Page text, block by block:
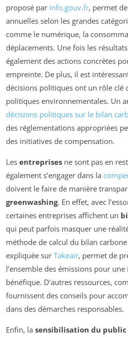
proposé par info.gouv.fr, permet
annuelles selon les grandes
comme le numérique, la
déplacements. Une fois les
également des actions concrètes
empreinte. De plus, il est
décisions politiques ont un rôle clé
politiques environnementales. Un
décisions politiques sur le bilan
des réglementations appropriées
des initiatives de compensation.
Les entreprises ne sont pas en
également s’engager dans la
doivent le faire de manière
greenwashing. En effet, avec
certaines entreprises affichent un
qui peut parfois masquer une
méthode de calcul du bilan
expliquée sur Takeair, permet de
l’ensemble des émissions pour
bénéfique. D’autres ressources,
fournissent des conseils pour
dans des démarches responsables.
Enfin, la sensibilisation du public